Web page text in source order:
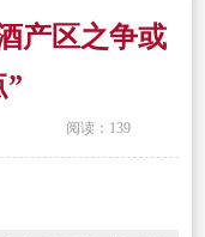
产区之争或
”
阅读： 139